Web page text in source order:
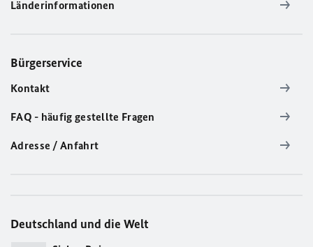
Länderinformationen
Bürgerservice
Kontakt
FAQ - häufig gestellte Fragen
Adresse / Anfahrt
Deutschland und die Welt